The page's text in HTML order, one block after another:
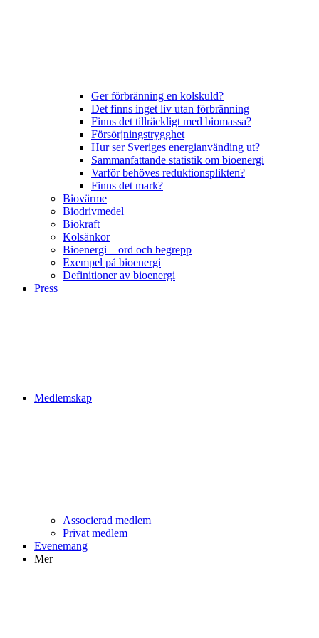
Ger förbränning en kolskuld?
Det finns inget liv utan förbränning
Finns det tillräckligt med biomassa?
Försörjningstrygghet
Hur ser Sveriges energianvänding ut?
Sammanfattande statistik om bioenergi
Varför behöves reduktionsplikten?
Finns det mark?
Biovärme
Biodrivmedel
Biokraft
Kolsänkor
Bioenergi – ord och begrepp
Exempel på bioenergi
Definitioner av bioenergi
Press
Medlemskap
Associerad medlem
Privat medlem
Evenemang
Mer